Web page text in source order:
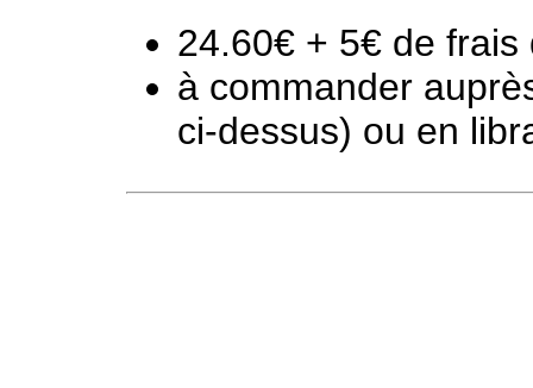
24.60€ + 5€ de frais
à commander
ci-dessus) ou en